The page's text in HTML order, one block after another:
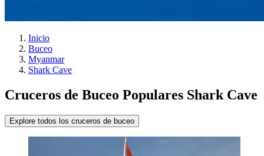
Inicio
Buceo
Myanmar
Shark Cave
Cruceros de Buceo Populares Shark Cave
Explore todos los cruceros de buceo